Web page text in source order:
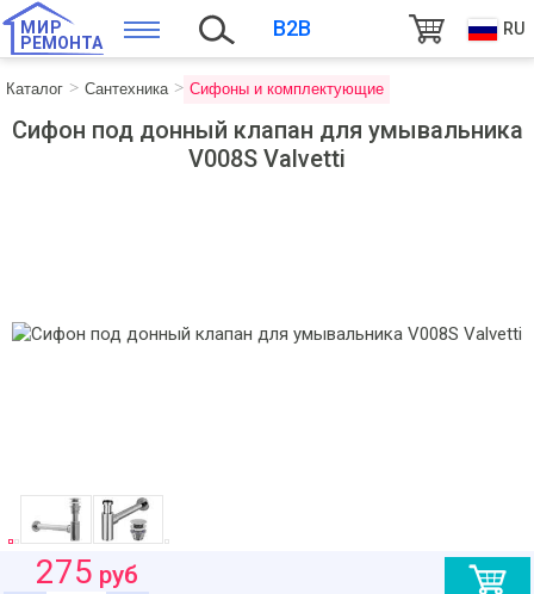
МИР
РЕМОНТА
B2B RU
Каталог Сантехника Сифоны и комплектующие
Сифон под донный клапан для умывальника
V008S Valvetti
275 руб